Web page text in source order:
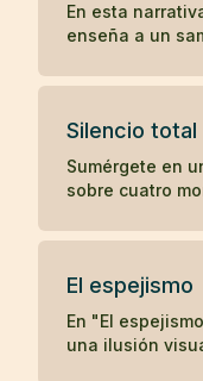
En esta
enseña a un
cómo nuestras
tormento.
Silencio total
Sumérgete en
sobre cuatro
apagada
El espejismo
En "El
una ilusión